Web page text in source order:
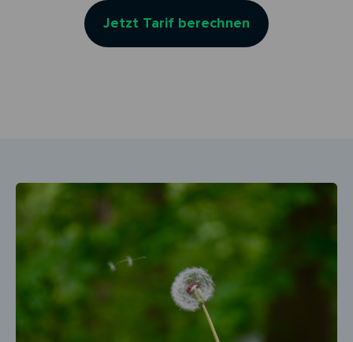
Jetzt Tarif berechnen